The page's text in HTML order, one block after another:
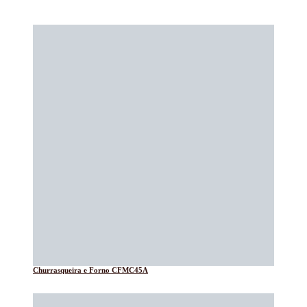
Churrasqueira e Forno CFMC45A